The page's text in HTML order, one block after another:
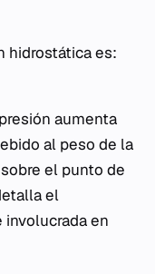
hidrostática es:
aumenta
al peso de la
el punto de
el
en